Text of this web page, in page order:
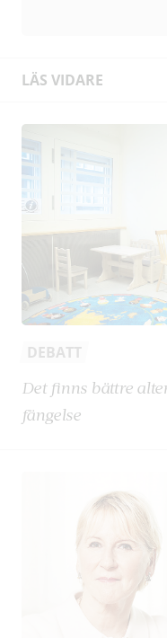
LÄS VIDARE
DEBATT
Det finns bättre
fängelse